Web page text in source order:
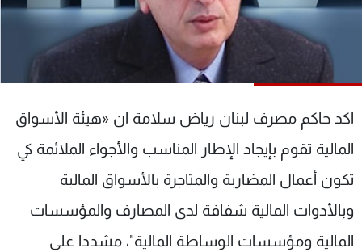
اكد حاكم مصرف لبنان رياض سلامة ان «هيئة الأسواق
المالية تقوم بإيجاد الإطار المناسب والأجواء الملائمة كي
تكون أعمال المضاربة والمتاجرة بالأسواق المالية
وبالأدوات المالية شفافة لدى المصارف والمؤسسات
المالية ومؤسسات الوساطة المالية"، مشددا على
شاهد البرامج
الترددات
لاعلاناتكم
شروط الإسـتخدام
سياسة الخصوصية